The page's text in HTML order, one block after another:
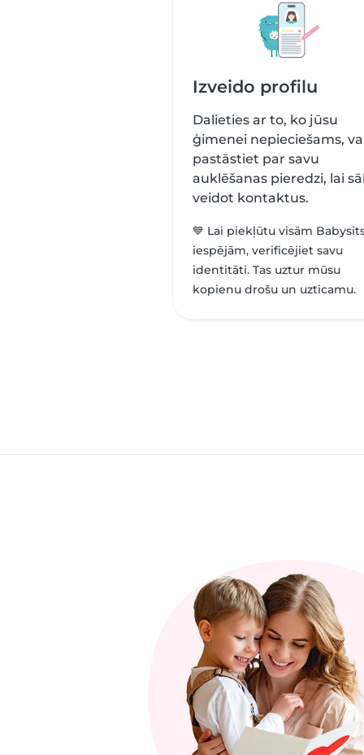
Izveido profilu
Dalieties ar to, ko jūsu
ģimenei nepieciešams,
pastāstiet par savu
auklēšanas pieredzi, lai
veidot kontaktus.
💙 Lai piekļūtu visām
iespējām, verificējiet savu
identitāti. Tas uztur mūsu
kopienu drošu un uzticamu.